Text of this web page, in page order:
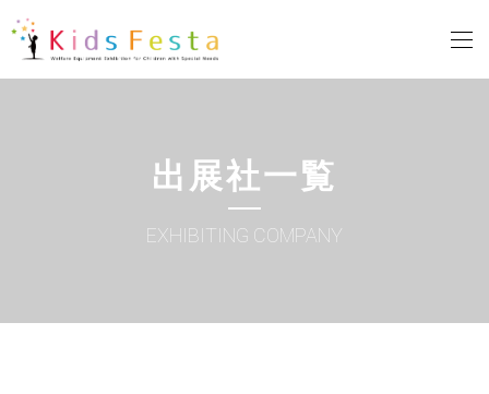
出展社一覧
EXHIBITING COMPANY